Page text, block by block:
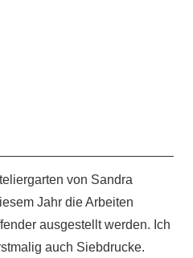
von Sandra
Jahr die Arbeiten
ausgestellt werden. Ich
auch Siebdrucke.